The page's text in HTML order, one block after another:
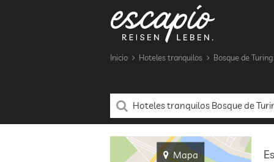
Inicio Hoteles tranquilos Bosque de
Mapa